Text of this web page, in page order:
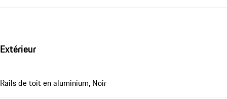
Extérieur
Rails de toit en aluminium, Noir